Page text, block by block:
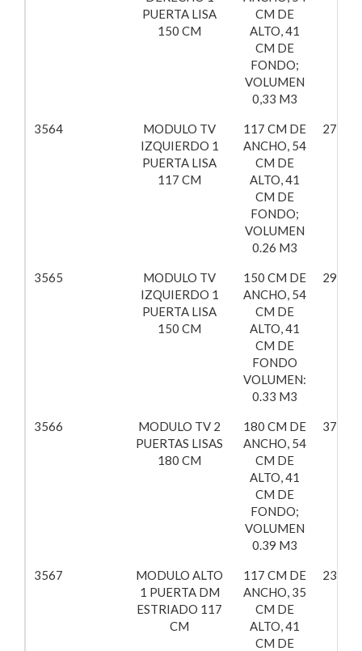
PUERTA LISA
150 CM
CM DE
ALTO, 41
CM DE
FONDO;
VOLUMEN
0,33 M3
3564
MODULO TV
IZQUIERDO 1
PUERTA LISA
117 CM
117 CM DE
ANCHO, 54
CM DE
ALTO, 41
CM DE
FONDO;
VOLUMEN
0.26 M3
3565
MODULO TV
IZQUIERDO 1
PUERTA LISA
150 CM
150 CM DE
ANCHO, 54
CM DE
ALTO, 41
CM DE
FONDO
VOLUMEN:
0.33 M3
3566
MODULO TV 2
PUERTAS LISAS
180 CM
180 CM DE
ANCHO, 54
CM DE
ALTO, 41
CM DE
FONDO;
VOLUMEN
0.39 M3
3567
MODULO ALTO
1 PUERTA DM
ESTRIADO 117
CM
117 CM DE
ANCHO, 35
CM DE
ALTO, 41
CM DE